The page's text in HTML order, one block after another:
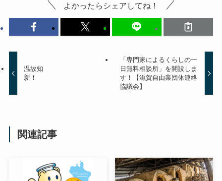
よかったらシェアしてね！
温故知
新！
「専門家によるくらしの一
日無料相談所」を開設しま
す！【滋賀自由業団体連絡
協議会】
関連記事